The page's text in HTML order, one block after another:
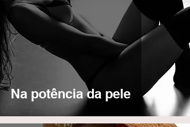
Na potência da pele